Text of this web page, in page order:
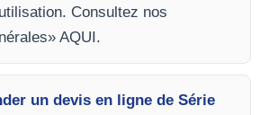
Consultez nos
AQUI.
un devis en ligne de Série